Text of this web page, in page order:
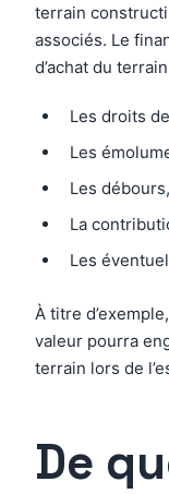
terrain
associés. Le
d’achat du
Les droits
Les
Les
La
Les
À titre
valeur pourra
terrain lors de
De